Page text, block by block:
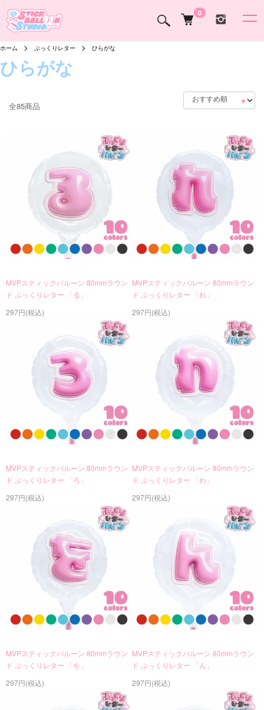
0
ホーム ぷっくりレター ひらがな
ひらがな
全85商品
MVPスティックバルーン 80mmラウン
ド ぷっくりレター 「る」
297円(税込)
MVPスティックバルーン 80mmラウン
ド ぷっくりレター 「れ」
297円(税込)
MVPスティックバルーン 80mmラウン
ド ぷっくりレター 「ろ」
297円(税込)
MVPスティックバルーン 80mmラウン
ド ぷっくりレター 「わ」
297円(税込)
MVPスティックバルーン 80mmラウン
ド ぷっくりレター 「を」
297円(税込)
MVPスティックバルーン 80mmラウン
ド ぷっくりレター 「ん」
297円(税込)